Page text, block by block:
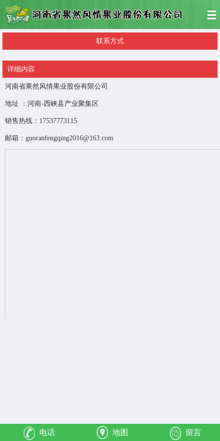
联系方式
详细内容
河南省果然风情果业股份有限公司
地址 ：河南-西峡县产业聚集区
销售热线：17537773115
邮箱：guoranfengqing2016@163.com
电话 地图 留言